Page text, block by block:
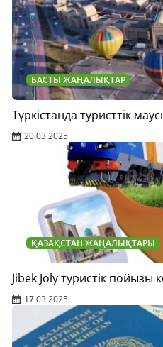
БАСТЫ ЖАҢАЛЫҚТАР
Түркістанда туристтік
20.03.2025
ҚАЗАҚСТАН ЖАҢАЛЫҚТАРЫ
Jibek Joly туристік пойызы
17.03.2025